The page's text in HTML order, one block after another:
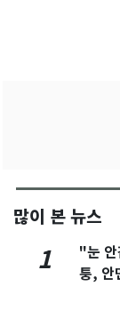
많이 본 뉴스
1
"눈
퉁, 안